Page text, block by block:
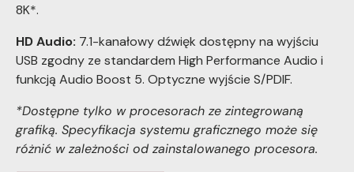
8K*.
HD Audio: 7.1-kanałowy dźwięk dostępny na wyjściu
USB zgodny ze standardem High Performance Audio i
funkcją Audio Boost 5. Optyczne wyjście S/PDIF.
*Dostępne tylko w procesorach ze zintegrowaną
grafiką. Specyfikacja systemu graficznego może się
różnić w zależności od zainstalowanego procesora.